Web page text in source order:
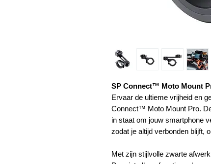
SP Connect™ Moto Mount
Ervaar de ultieme vrijheid en
Connect™ Moto Mount Pro.
in staat om jouw smartphone
zodat je altijd verbonden blijft,
Met zijn stijlvolle zwarte